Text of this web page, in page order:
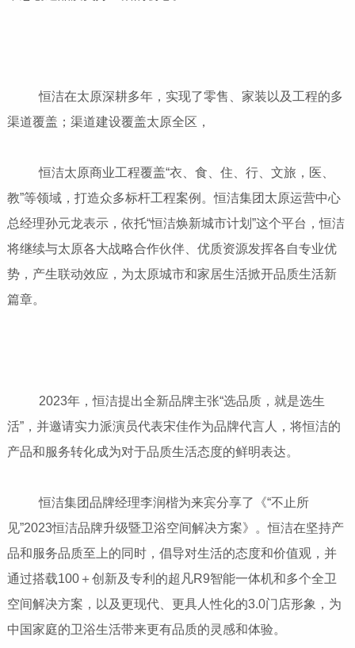
恒洁在太原深耕多年，实现了零售、家装以及工程的多
渠道覆盖；渠道建设覆盖太原全区，
恒洁太原商业工程覆盖“衣、食、住、行、文旅，医、
教”等领域，打造众多标杆工程案例。恒洁集团太原运营中心
总经理孙元龙表示，依托“恒洁焕新城市计划”这个平台，恒洁
将继续与太原各大战略合作伙伴、优质资源发挥各自专业优
势，产生联动效应，为太原城市和家居生活掀开品质生活新
篇章。
2023年，恒洁提出全新品牌主张“选品质，就是选生
活”，并邀请实力派演员代表宋佳作为品牌代言人，将恒洁的
产品和服务转化成为对于品质生活态度的鲜明表达。
恒洁集团品牌经理李润楷为来宾分享了《“不止所
见”2023恒洁品牌升级暨卫浴空间解决方案》。恒洁在坚持产
品和服务品质至上的同时，倡导对生活的态度和价值观，并
通过搭载100＋创新及专利的超凡R9智能一体机和多个全卫
空间解决方案，以及更现代、更具人性化的3.0门店形象，为
中国家庭的卫浴生活带来更有品质的灵感和体验。